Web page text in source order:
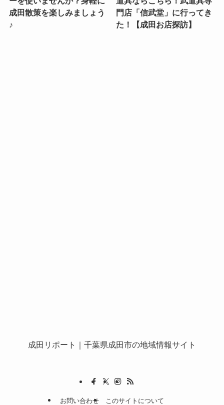
成田散策を楽しみましょう
♪
門店「信武堂」に行ってき
た！【成田お店探訪】
成田リポート ｜千葉県成田市の地域情報サイト
お問い合わせ このサイトについて